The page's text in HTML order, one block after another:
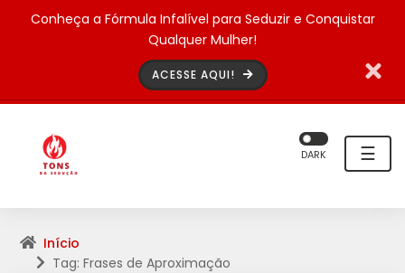
Conheça a Fórmula Infalível para Seduzir e Conquistar
Qualquer Mulher!
ACESSE AQUI!
☰
DARK
Início
Tag: Frases de Aproximação